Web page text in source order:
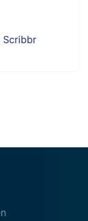
Scribbr